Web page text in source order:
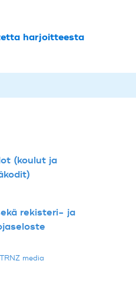
harjoitteesta
(koulut ja
rekisteri- ja
media